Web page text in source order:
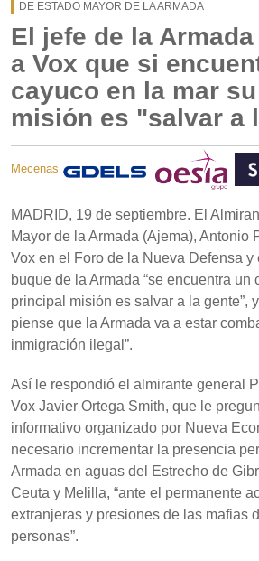
DE ESTADO MAYOR DE LA ARMADA
El jefe de la
a Vox que si
cayuco en la mar
misión es "salvar a
Mecenas
MADRID, 19 de septiembre. El
Mayor de la Armada (Ajema), Antonio
Vox en el Foro de la Nueva Defensa
buque de la Armada “se encuentra un
principal misión es salvar a la gente”,
piense que la Armada va a estar
inmigración ilegal”.
Así le respondió el almirante general
Vox Javier Ortega Smith, que le
informativo organizado por Nueva
necesario incrementar la presencia
Armada en aguas del Estrecho de
Ceuta y Melilla, “ante el permanente
extranjeras y presiones de las mafias
personas”.